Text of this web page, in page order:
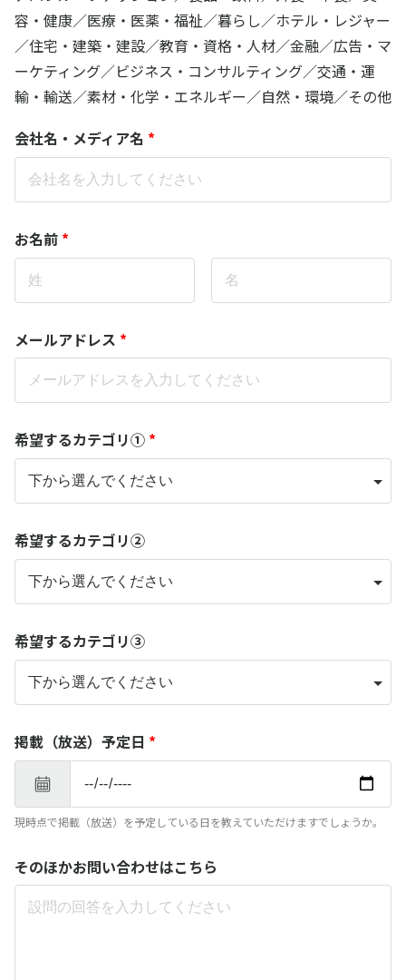
容・健康／医療・医薬・福祉／暮らし／ホテル・レジャー
／住宅・建築・建設／教育・資格・人材／金融／広告・マ
ーケティング／ビジネス・コンサルティング／交通・運
輸・輸送／素材・化学・エネルギー／自然・環境／その他
会社名・メディア名 *
お名前 *
メールアドレス *
希望するカテゴリ① *
希望するカテゴリ②
希望するカテゴリ③
掲載（放送）予定日 *
現時点で掲載（放送）を予定している日を教えていただけますでしょうか。
そのほかお問い合わせはこちら